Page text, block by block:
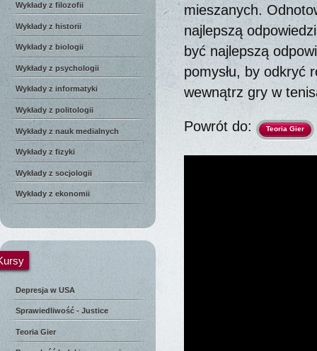
Wykłady z filozofii
Wykłady z historii
Wykłady z biologii
Wykłady z psychologii
Wykłady z informatyki
Wykłady z politologii
Wykłady z nauk medialnych
Wykłady z fizyki
Wykłady z socjologii
Wykłady z ekonomii
Depresja w USA
Sprawiedliwość - Justice
Teoria Gier
mieszanych.
najlepszą
być najlepszą
pomysłu, by odkryć
wewnątrz gry w
Powrót do: Teoria Gier